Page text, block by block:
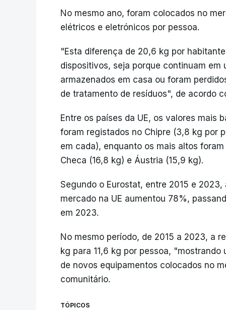
No mesmo ano, foram colocados no
elétricos e eletrónicos por pessoa.
"Esta diferença de 20,6 kg por
dispositivos, seja porque continuam
armazenados em casa ou foram
de tratamento de resíduos", de acordo
Entre os países da UE, os valores mais
foram registados no Chipre (3,8 kg por
em cada), enquanto os mais altos
Checa (16,8 kg) e Áustria (15,9 kg).
Segundo o Eurostat, entre 2015 e
mercado na UE aumentou 78%,
em 2023.
No mesmo período, de 2015 a 2023, a
kg para 11,6 kg por pessoa,
de novos equipamentos colocados no
comunitário.
TÓPICOS